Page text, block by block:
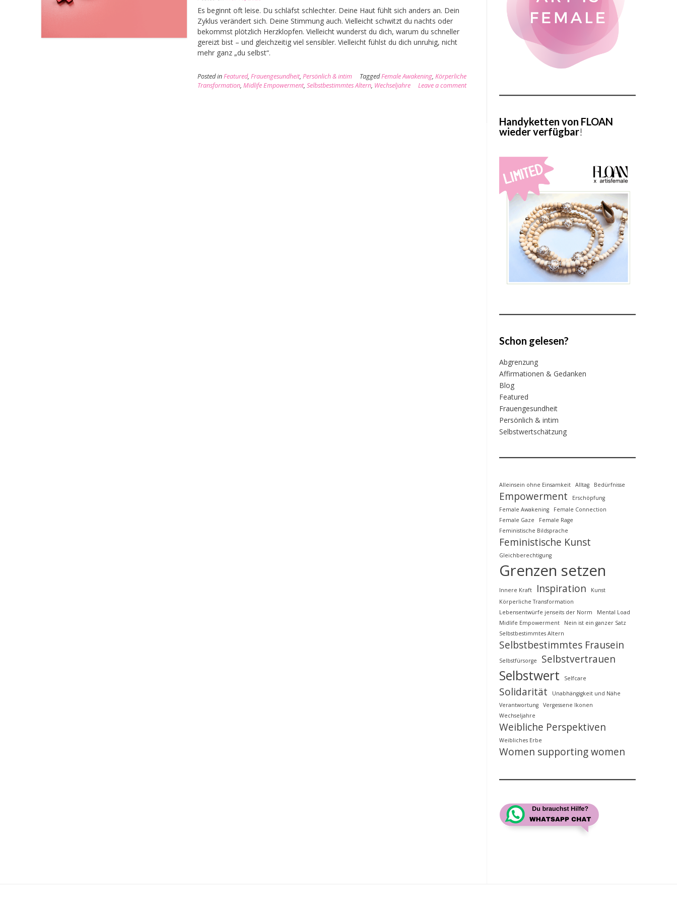
Es beginnt oft leise. Du schläfst schlechter. Deine Haut fühlt sich anders an. Dein
Zyklus verändert sich. Deine Stimmung auch. Vielleicht schwitzt du nachts oder
bekommst plötzlich Herzklopfen. Vielleicht wunderst du dich, warum du schneller
gereizt bist – und gleichzeitig viel sensibler. Vielleicht fühlst du dich unruhig, nicht
mehr ganz „du selbst“.
Posted inFeatured,Frauengesundheit,Persönlich & intim TaggedFemale Awakening,Körperliche
Transformation,Midlife Empowerment,Selbstbestimmtes Altern, Wechseljahre Leave a comment
Handyketten von FLOAN
wieder verfügbar!
Schon gelesen?
Abgrenzung
Affirmationen & Gedanken
Blog
Featured
Frauengesundheit
Persönlich & intim
Selbstwertschätzung
Alleinsein ohne Einsamkeit Alltag Bedürfnisse
Empowerment
Erschöpfung
Female Awakening
Female Connection
Female Gaze
Female Rage
Feministische Bildsprache
Feministische Kunst
Gleichberechtigung
Grenzen setzen
Innere Kraft Inspiration
Kunst
Körperliche Transformation
Lebensentwürfe jenseits der Norm
Mental Load
Midlife Empowerment
Nein ist ein ganzer Satz
Selbstbestimmtes Altern
Selbstbestimmtes Frausein
Selbstfürsorge Selbstvertrauen
Selbstwert Selfcare
Solidarität
Unabhängigkeit und Nähe
Verantwortung
Vergessene Ikonen
Wechseljahre
Weibliche Perspektiven
Weibliches Erbe
Women supporting women